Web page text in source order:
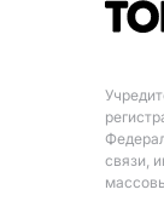
связи,